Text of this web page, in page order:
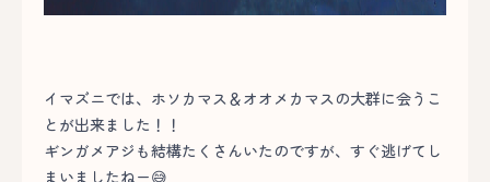
イマズニでは、ホソカマス＆オオメカマスの大群に会うこ
とが出来ました！！
ギンガメアジも結構たくさんいたのですが、すぐ逃げてし
まいましたねー😅